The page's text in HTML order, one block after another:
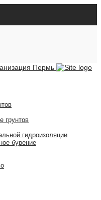
грунтов
гидроизоляции
бурение